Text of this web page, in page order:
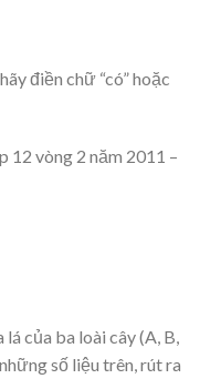
điền chữ “có” hoặc
của ba loài cây (A, B,
số liệu trên, rút ra